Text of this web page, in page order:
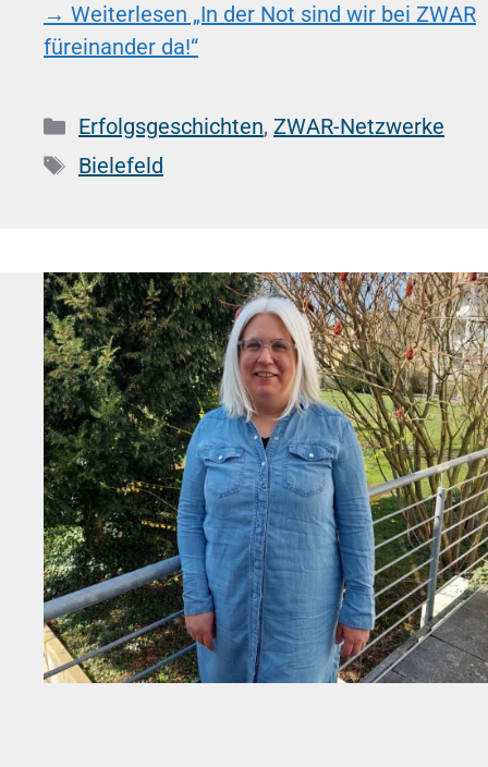
→ Weiterlesen „In der Not sind wir bei ZWAR
füreinander da!“
Kategorien
Erfolgsgeschichten, ZWAR-Netzwerke
Schlagwörter
Bielefeld